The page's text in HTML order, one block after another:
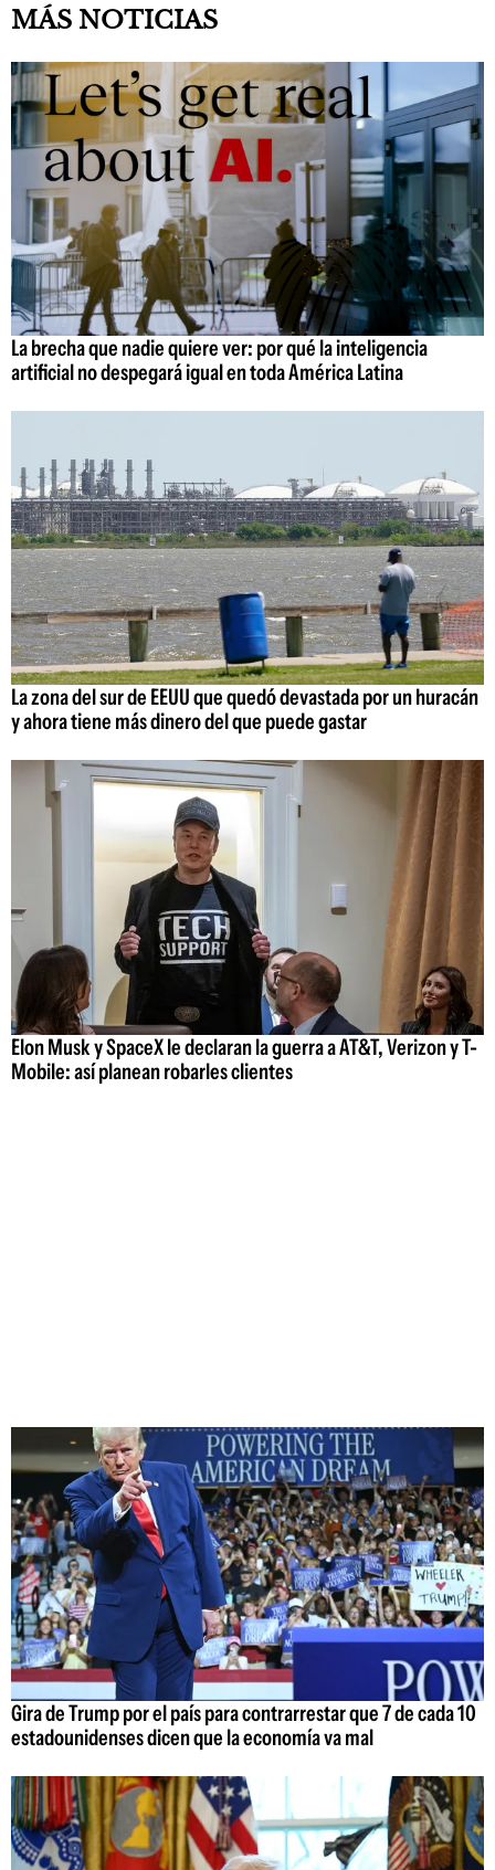
MÁS NOTICIAS
La brecha que nadie quiere ver: por qué la inteligencia
artificial no despegará igual en toda América Latina
La zona del sur de EEUU que quedó devastada por un huracán
y ahora tiene más dinero del que puede gastar
Elon Musk y SpaceX le declaran la guerra a AT&T, Verizon y T-
Mobile: así planean robarles clientes
Gira de Trump por el país para contrarrestar que 7 de cada 10
estadounidenses dicen que la economía va mal